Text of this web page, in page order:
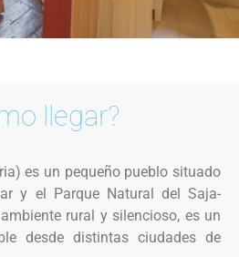
llegar?
es un pequeño pueblo situado
y el Parque Natural del Saja-
rural y silencioso, es un
desde distintas ciudades de